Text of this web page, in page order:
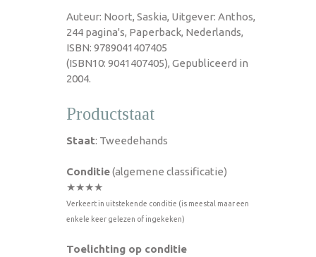
Auteur: Noort, Saskia, Uitgever: Anthos,
244 pagina's, Paperback, Nederlands,
ISBN: 9789041407405
(ISBN10: 9041407405), Gepubliceerd in
2004.
Productstaat
Staat: Tweedehands
Conditie(algemene classificatie)
★★★★
Verkeert in uitstekende conditie (is meestal maar een
enkele keer gelezen of ingekeken)
Toelichting op conditie